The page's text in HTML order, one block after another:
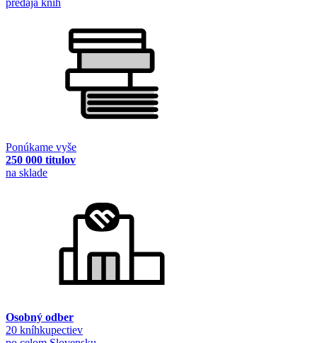
predaja kníh
Ponúkame vyše
250 000 titulov
na sklade
Osobný odber
20 kníhkupectiev